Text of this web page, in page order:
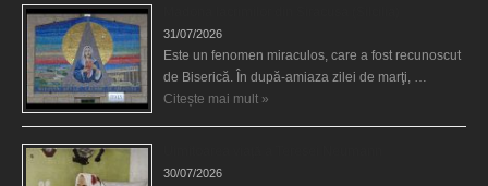
31/07/2026
Este un fenomen miraculos, care a fost recunoscut
de Biserică. În după-amiaza zilei de marţi, …
Citește mai mult »
30/07/2026